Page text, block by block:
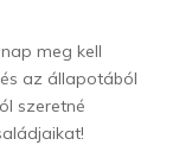
meg kell
az állapotából
szeretné